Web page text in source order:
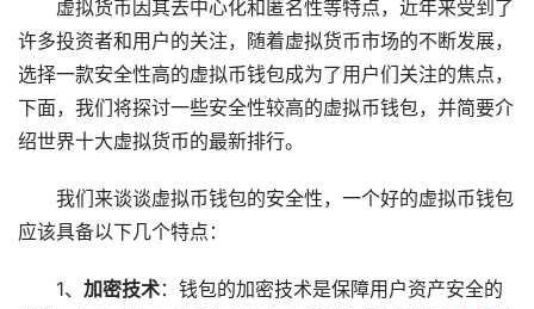
虚拟货币因其去中心化和匿名性等特点，近年来受到了
许多投资者和用户的关注，随着虚拟货币市场的不断发展，
选择一款安全性高的虚拟币钱包成为了用户们关注的焦点，
下面，我们将探讨一些安全性较高的虚拟币钱包，并简要介
绍世界十大虚拟货币的最新排行。
我们来谈谈虚拟币钱包的安全性，一个好的虚拟币钱包
应该具备以下几个特点：
1、 加密技术：钱包的加密技术是保障用户资产安全的